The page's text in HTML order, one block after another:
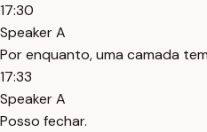
17:30
Speaker A
Por enquanto, uma camada
17:33
Speaker A
Posso fechar.